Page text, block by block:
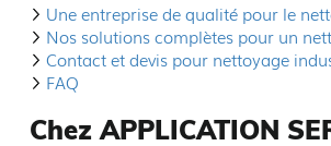
Une entreprise de qualité pour le
Nos solutions complètes pour un
Contact et devis pour nettoyage
FAQ
Chez APPLICATION